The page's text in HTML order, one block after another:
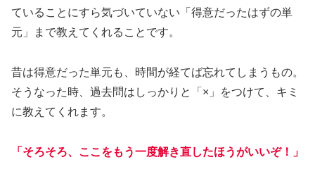
ていることにすら気づいていない「得意だったはずの単
元」まで教えてくれることです。
昔は得意だった単元も、時間が経てば忘れてしまうもの。
そうなった時、過去問はしっかりと「×」をつけて、キミ
に教えてくれます。
「そろそろ、ここをもう一度解き直したほうがいいぞ！」